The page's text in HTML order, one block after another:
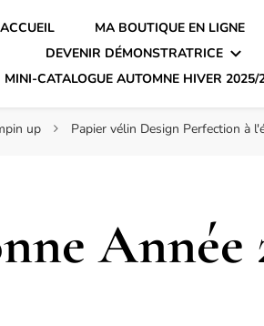
ACCUEIL MA BOUTIQUE EN LIGNE
DEVENIR DÉMONSTRATRICE
MINI-CATALOGUE AUTOMNE HIVER 2025/
up Papier vélin Design Perfection à
Année